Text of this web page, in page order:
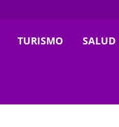
TURISMO SALUD